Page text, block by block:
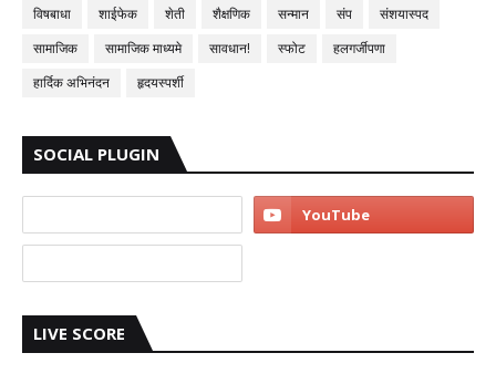
विषबाधा
शाईफेक शेती शैक्षणिक सन्मान संप
संशयास्पद
सामाजिक
सामाजिक माध्यमे सावधान! स्फोट
हलगर्जीपणा
हार्दिक अभिनंदन
हृदयस्पर्शी
SOCIAL PLUGIN
LIVE SCORE